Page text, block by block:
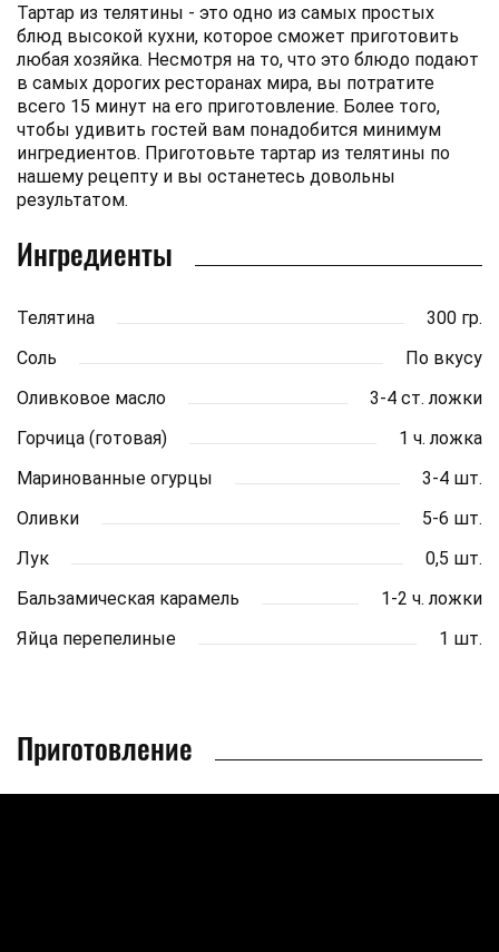
Тартар из телятины - это одно из самых простых
блюд высокой кухни, которое сможет приготовить
любая хозяйка. Несмотря на то, что это блюдо подают
в самых дорогих ресторанах мира, вы потратите
всего 15 минут на его приготовление. Более того,
чтобы удивить гостей вам понадобится минимум
ингредиентов. Приготовьте тартар из телятины по
нашему рецепту и вы останетесь довольны
результатом.
Ингредиенты
Телятина
300 гр.
Соль
По вкусу
Оливковое масло
3-4 ст. ложки
Горчица (готовая)
1 ч. ложка
Маринованные огурцы
3-4 шт.
Оливки
5-6 шт.
Лук
0,5 шт.
Бальзамическая карамель
1-2 ч. ложки
Яйца перепелиные
1 шт.
Приготовление